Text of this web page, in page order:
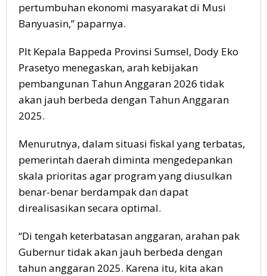
pertumbuhan ekonomi masyarakat di Musi
Banyuasin,” paparnya.
Plt Kepala Bappeda Provinsi Sumsel, Dody Eko
Prasetyo menegaskan, arah kebijakan
pembangunan Tahun Anggaran 2026 tidak
akan jauh berbeda dengan Tahun Anggaran
2025.
Menurutnya, dalam situasi fiskal yang terbatas,
pemerintah daerah diminta mengedepankan
skala prioritas agar program yang diusulkan
benar-benar berdampak dan dapat
direalisasikan secara optimal.
“Di tengah keterbatasan anggaran, arahan pak
Gubernur tidak akan jauh berbeda dengan
tahun anggaran 2025. Karena itu, kita akan